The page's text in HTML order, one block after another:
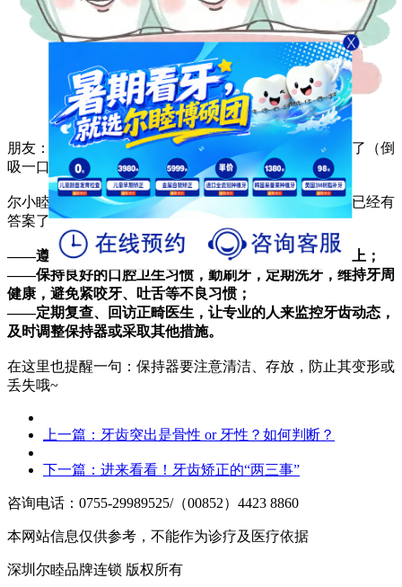
朋友：我懂了，还好你提醒我了，差点我就要放飞自我了（倒
吸一口凉气）......
那如何预防牙齿反弹呢？
尔小睦：我前面说的可能导致牙齿反弹的原因，其实就已经有
答案了。
——遵从医嘱坚持戴好保持器，让牙齿更稳固在新位置上；
——保持良好的口腔卫生习惯，勤刷牙，定期洗牙，维持牙周
健康，避免紧咬牙、吐舌等不良习惯；
——定期复查、回访正畸医生，让专业的人来监控牙齿动态，
及时调整保持器或采取其他措施。
在这里也提醒一句：保持器要注意清洁、存放，防止其变形或
丢失哦~
上一篇： 牙齿突出是骨性 or 牙性？如何判断？
下一篇： 进来看看！牙齿矫正的“两三事”
咨询电话：0755-29989525/（00852）4423 8860
本网站信息仅供参考，不能作为诊疗及医疗依据
深圳尔睦品牌连锁 版权所有